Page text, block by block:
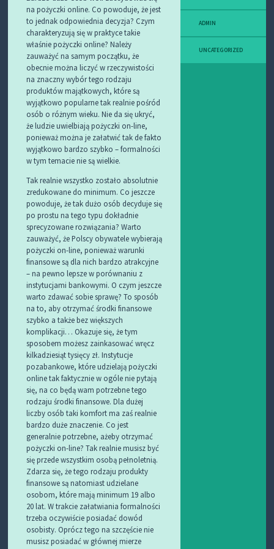
na pożyczki online. Co powoduje, że jest
to jednak odpowiednia decyzja? Czym
charakteryzują się w praktyce takie
właśnie pożyczki online? Należy
zauważyć na samym początku, że
obecnie można liczyć w rzeczywistości
na znaczny wybór tego rodzaju
produktów majątkowych, które są
wyjątkowo popularne tak realnie pośród
osób o różnym wieku. Nie da się ukryć,
że ludzie uwielbiają pożyczki on-line,
ponieważ można je załatwić tak de fakto
wyjątkowo bardzo szybko – formalności
w tym temacie nie są wielkie.
Tak realnie wszystko zostało absolutnie
zredukowane do minimum. Co jeszcze
powoduje, że tak dużo osób decyduje się
po prostu na tego typu dokładnie
sprecyzowane rozwiązania? Warto
zauważyć, że Polscy obywatele wybierają
pożyczki on-line, ponieważ warunki
finansowe są dla nich bardzo atrakcyjne
– na pewno lepsze w porównaniu z
instytucjami bankowymi. O czym jeszcze
warto zdawać sobie sprawę? To sposób
na to, aby otrzymać środki finansowe
szybko a także bez większych
komplikacji… Okazuje się, że tym
sposobem możesz zainkasować wręcz
kilkadziesiąt tysięcy zł. Instytucje
pozabankowe, które udzielają pożyczki
online tak faktycznie w ogóle nie pytają
się, na co będą wam potrzebne tego
rodzaju środki finansowe. Dla dużej
liczby osób taki komfort ma zaś realnie
bardzo duże znaczenie. Co jest
generalnie potrzebne, ażeby otrzymać
pożyczki on-line? Tak realnie musisz być
się przede wszystkim osobą pełnoletnią.
Zdarza się, że tego rodzaju produkty
finansowe są natomiast udzielane
osobom, które mają minimum 19 albo
20 lat. W trakcie załatwiania formalności
trzeba oczywiście posiadać dowód
osobisty. Oprócz tego na szczęście nie
musisz posiadać w głównej mierze
ADMIN
UNCATEGORIZED